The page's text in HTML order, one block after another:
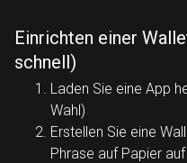
Einrichten einer
schnell)
Laden Sie eine App
Wahl)
Erstellen Sie eine
Phrase auf Papier auf